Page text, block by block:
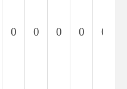
0 0 0 0 0